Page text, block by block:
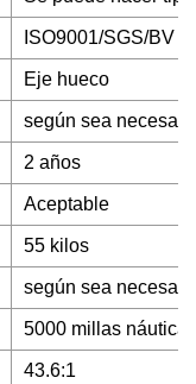
ISO9001/SGS/BV
Eje hueco
según sea
2 años
Aceptable
55 kilos
según sea
5000 millas náuticas
43.6:1